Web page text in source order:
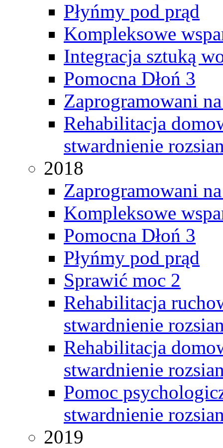
Płyńmy pod prąd
Kompleksowe
Integracja sztuką
Pomocna Dłoń 3
Zaprogramowani
Rehabilitacja
stwardnienie
2018
Zaprogramowani
Kompleksowe
Pomocna Dłoń 3
Płyńmy pod prąd
Sprawić moc 2
Rehabilitacja
stwardnienie
Rehabilitacja
stwardnienie
Pomoc
stwardnienie
2019